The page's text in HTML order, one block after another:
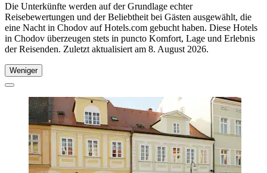
Die Unterkünfte werden auf der Grundlage echter
Reisebewertungen und der Beliebtheit bei Gästen ausgewählt, die
eine Nacht in Chodov auf Hotels.com gebucht haben. Diese Hotels
in Chodov überzeugen stets in puncto Komfort, Lage und Erlebnis
der Reisenden. Zuletzt aktualisiert am 8. August 2026.
Weniger